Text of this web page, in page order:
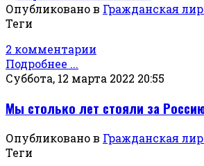
Опубликовано в Гражданская
Теги
2 комментарии
Подробнее ...
Суббота, 12 марта 2022 20:55
Мы столько лет стояли за
Опубликовано в Гражданская
Теги